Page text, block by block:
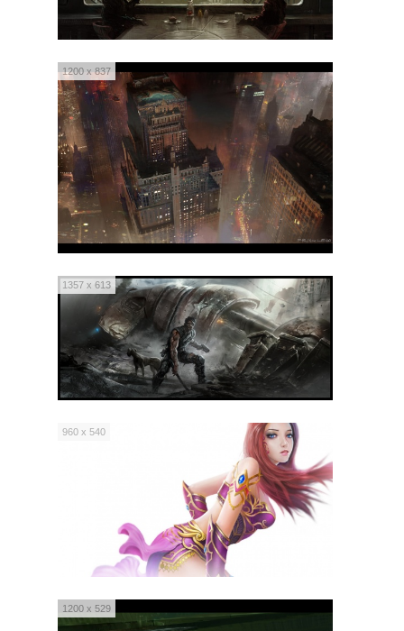
1200 x 837
1357 x 613
960 x 540
1200 x 529